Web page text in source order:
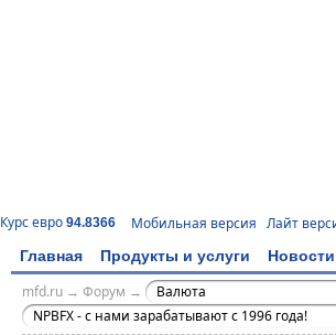
Курс евро 94.8366 Мобильная версия Лайт
Главная Продукты и услуги Новости
mfd.ru→ Форум →
Валюта
NPBFX - с нами зарабатывают с 1996 года!